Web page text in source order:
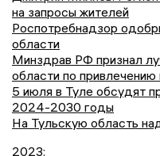
на запросы жителей
Роспотребнадзор
области
Минздрав РФ признал
области по
5 июля в Туле обсудят
2024-2030 годы
На Тульскую область
2023: